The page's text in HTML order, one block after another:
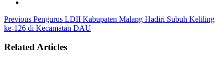
Previous Pengurus LDII Kabupaten Malang Hadiri Subuh Keliling
ke-126 di Kecamatan DAU
Related Articles